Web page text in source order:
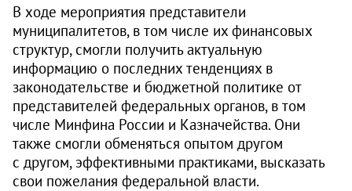
В ходе мероприятия представители
муниципалитетов, в том числе их финансовых
структур, смогли получить актуальную
информацию о последних тенденциях в
законодательстве и бюджетной политике от
представителей федеральных органов, в том
числе Минфина России и Казначейства. Они
также смогли обменяться опытом другом
с другом, эффективными практиками, высказать
свои пожелания федеральной власти.